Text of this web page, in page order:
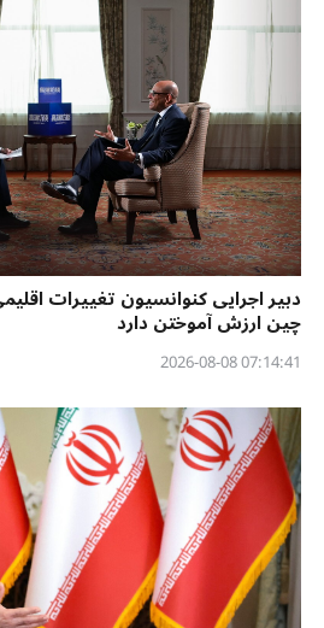
دبیر اجرایی کنوانسیون تغییرات
چین ارزش آموختن دارد
07:14:41 2026-08-08